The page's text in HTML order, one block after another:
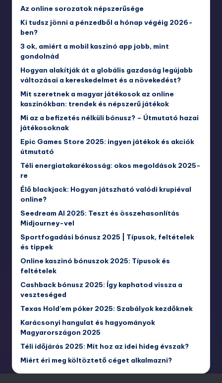
Az online sorozatok népszerűsége
Ki tudsz jönni a pénzedből a hónap végéig 2026-
ben?
3 ok, amiért a mobil kaszinó app jobb, mint
gondolnád
Hogyan alakítják át a globális gazdaság legújabb
változásai a kereskedelmet és a növekedést?
Mit szeretnek a magyar játékosok az online
kaszinókban: trendek és népszerű játékok
Mi az a befizetés nélküli bónusz? – Útmutató hazai
játékosoknak
Epic Games Store 2025: ingyen játékok és akciók
útmutató
Téli energiatakarékosság: okos megoldások 2025-
re
Élő blackjack: Hogyan játszható valódi krupiéval
online?
Seedream AI 2025: Teszt és összehasonlítás
Midjourney-vel
Sportfogadási bónusz 2025 | Típusok, feltételek
és tippek
Online kaszinó bónuszok 2025: Típusok és
feltételek
Cashback bónusz 2025: Így kaphatod vissza a
veszteséged
Texas Hold’em póker 2025: Szabályok kezdőknek
Karácsonyi hangulat és hagyományok
Magyarországon 2025
Téli időjárás 2025: Mit hoz az idei hideg évszak?
Miért éri meg költöztető céget alkalmazni?